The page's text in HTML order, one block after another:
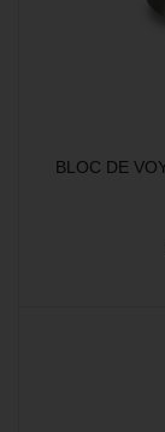
BLOC DE